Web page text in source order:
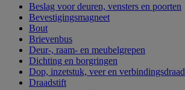
Beslag voor deuren, vensters en poorten
Bevestigingsmagneet
Bout
Brievenbus
Deur-, raam- en meubelgrepen
Dichting en borgringen
Dop, inzetstuk, veer en verbindingsdraad
Draadstift